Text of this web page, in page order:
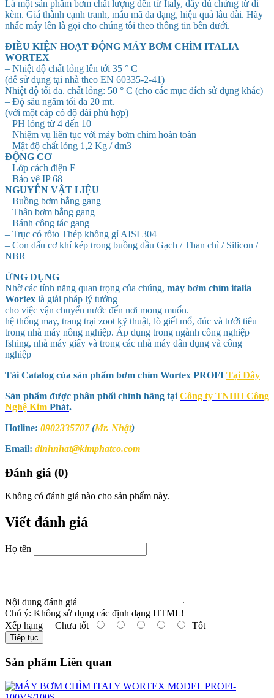
Là một sản phẩm bơm chất lượng đến từ Italy, đầy đủ chứng từ đi
kèm. Giá thành cạnh tranh, mẫu mã đa dạng, hiệu quả lâu dài. Hãy
nhấc máy lên là gọi cho chúng tôi theo thông tin bên dưới.
ĐIỀU KIỆN HOẠT ĐỘNG MÁY BƠM CHÌM ITALIA
WORTEX
– Nhiệt độ chất lỏng lên tới 35 ° C
(để sử dụng tại nhà theo EN 60335-2-41)
Nhiệt độ tối đa. chất lỏng: 50 ° C (cho các mục đích sử dụng khác)
– Độ sâu ngâm tối đa 20 mt.
(với một cáp có độ dài phù hợp)
– PH lỏng từ 4 đến 10
– Nhiệm vụ liên tục với máy bơm chìm hoàn toàn
– Mật độ chất lỏng 1,2 Kg / dm3
ĐỘNG CƠ
– Lớp cách điện F
– Bảo vệ IP 68
NGUYÊN VẬT LIỆU
– Buồng bơm bằng gang
– Thân bơm bằng gang
– Bánh công tác gang
– Trục có rôto Thép không gỉ AISI 304
– Con dấu cơ khí kép trong buồng dầu Gạch / Than chì / Silicon /
NBR
ỨNG DỤNG
Nhờ các tính năng quan trọng của chúng, máy bơm chìm italia
Wortex là giải pháp lý tưởng
cho việc vận chuyển nước đến nơi mong muốn.
hệ thống may, trang trại zoot kỹ thuật, lò giết mổ, đúc và tưới tiêu
trong nhà máy nông nghiệp. Áp dụng trong ngành công nghiệp
fshing, nhà máy giấy và trong các nhà máy dân dụng và công
nghiệp
Tải Catalog của sản phẩm bơm chìm Wortex PROFI Tại Đây
Sản phẩm được phân phối chính hãng tại Công ty TNHH Công
Nghệ Kim Phát.
Hotline: 0902335707(Mr. Nhật)
Email: dinhnhat@kimphatco.com
Đánh giá (0)
Không có đánh giá nào cho sản phẩm này.
Viết đánh giá
Họ tên
Nội dung đánh giá
Chú ý: Không sử dụng các định dạng HTML!
Xếp hạng Chưa tốt Tốt
Tiếp tục
Sản phẩm Liên quan